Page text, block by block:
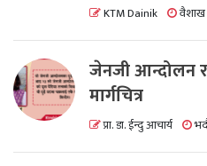
KTM Dainik वैशाख
जेनजी आन्दोलन
मार्गचित्र
प्रा. डा. ईन्दु आचार्य